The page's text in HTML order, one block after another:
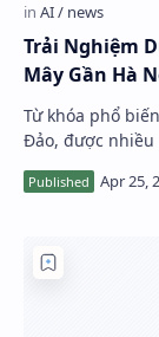
Trải Nghiệm
Mây Gần Hà
Từ khóa phổ
Đảo, được